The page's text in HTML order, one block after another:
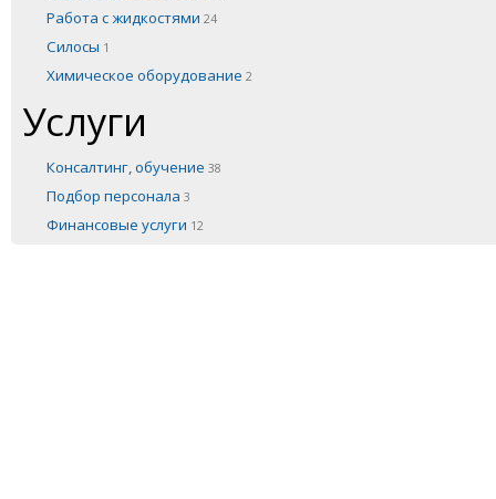
Работа с жидкостями 24
Силосы 1
Химическое оборудование 2
Услуги
Консалтинг, обучение 38
Подбор персонала 3
Финансовые услуги 12